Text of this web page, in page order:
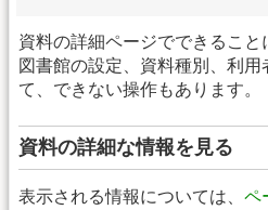
資料の詳細ページでできること
図書館の設定、資料種別、利
て、できない操作もあります。
資料の詳細な情報を見る
表示される情報については、 ペ